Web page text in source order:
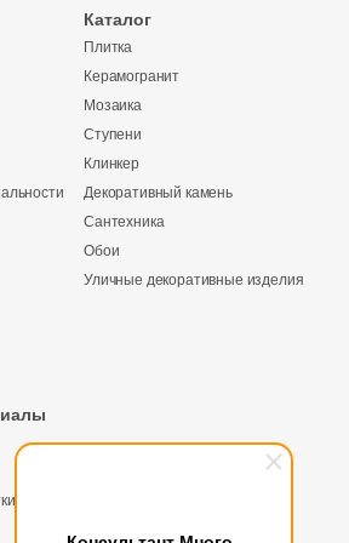
3D дизайн
Каталог
Плитка
Керамогранит
Мозаика
Ступени
Клинкер
Декоративный камень
Сантехника
Обои
Уличные декоративные изделия